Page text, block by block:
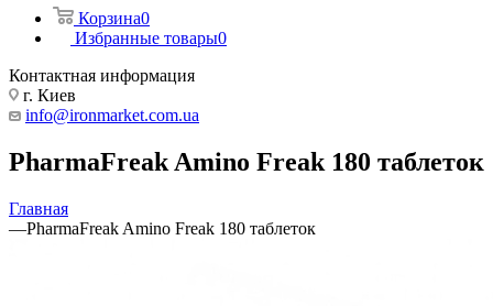
Корзина0
Избранные товары0
Контактная информация
г. Киев
info@ironmarket.com.ua
PharmaFreak Amino Freak 180 таблеток
Главная
—PharmaFreak Amino Freak 180 таблеток